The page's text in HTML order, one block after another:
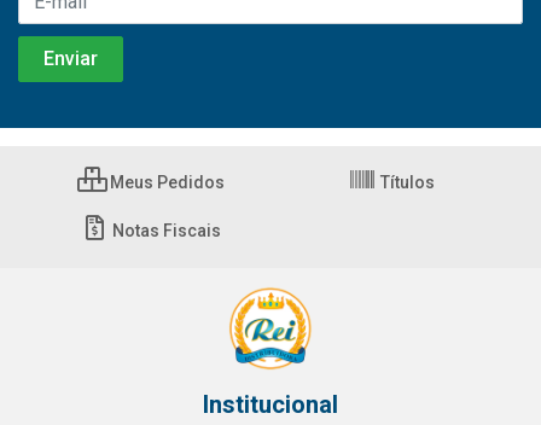
Meus Pedidos Títulos
Notas Fiscais
Institucional